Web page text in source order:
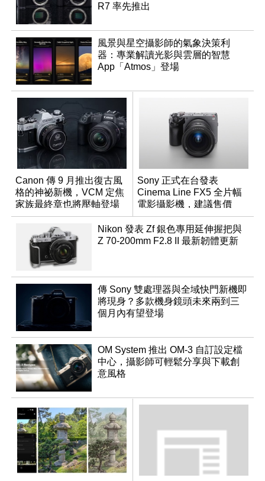
R7 率先推出
風景與星空攝影師的氣象決策利
器：專業解讀光影與雲層的智慧
App「Atmos」登場
Canon 傳 9 月推出復古風
格的神祕新機，VCM 定焦
家族最終章也將壓軸登場
Sony 正式在台發表
Cinema Line FX5 全片幅
電影攝影機，建議售價
NT$144,980
Nikon 發表 Zf 銀色專用延伸握把與
Z 70-200mm F2.8 II 最新韌體更新
傳 Sony 雙處理器與全域快門新機即
將現身？多款機身鏡頭未來兩到三
個月內有望登場
OM System 推出 OM-3 自訂設定檔
中心，攝影師可輕鬆分享與下載創
意風格